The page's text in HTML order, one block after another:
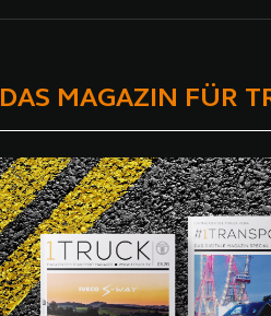
ferngesteuert
auch den
DAS MAGAZIN FÜR